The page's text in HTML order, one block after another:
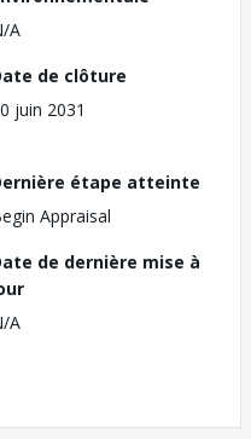
A
de clôture
juin 2031
étape atteinte
Appraisal
de dernière mise à
A